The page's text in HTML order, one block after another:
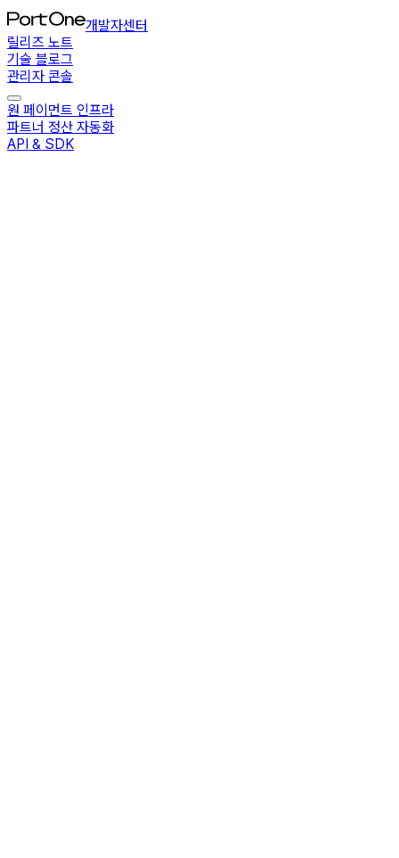
개발자센터
릴리즈 노트
기술 블로그
관리자 콘솔
원 페이먼트 인프라
파트너 정산 자동화
API & SDK